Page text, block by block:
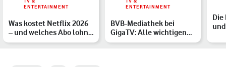
ENTERTAINMENT
Was kostet Netflix 2026
– und welches Abo lohnt
sich?
ENTERTAINMENT
BVB-Mediathek bei
GigaTV: Alle wichtigen
BVB TV-Inhalte gibt’s je…
Die